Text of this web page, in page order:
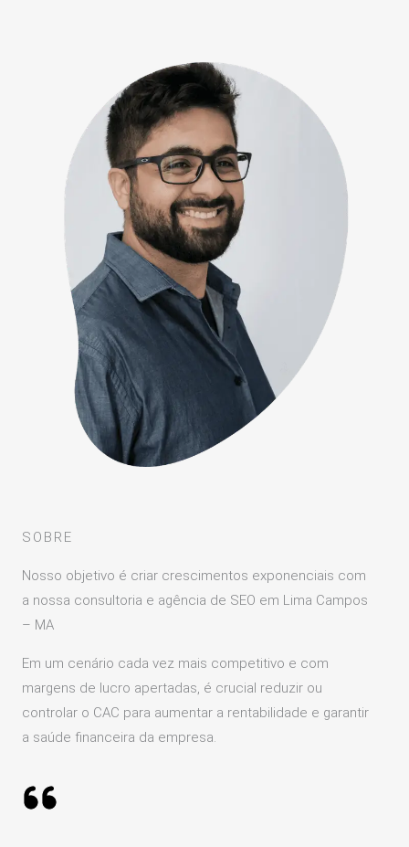
SOBRE
Nosso objetivo é criar crescimentos exponenciais com
a nossa consultoria e agência de SEO em Lima Campos
– MA
Em um cenário cada vez mais competitivo e com
margens de lucro apertadas, é crucial reduzir ou
controlar o CAC para aumentar a rentabilidade e garantir
a saúde financeira da empresa.